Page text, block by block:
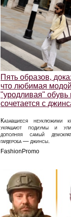
Пять образов,
что любимая модой
"уродливая" обувь
сочетается с
Казавшиеся неуклюжими
украшают подиумы и
дополняя самый
гардероба — джинсы.
FashionPromo